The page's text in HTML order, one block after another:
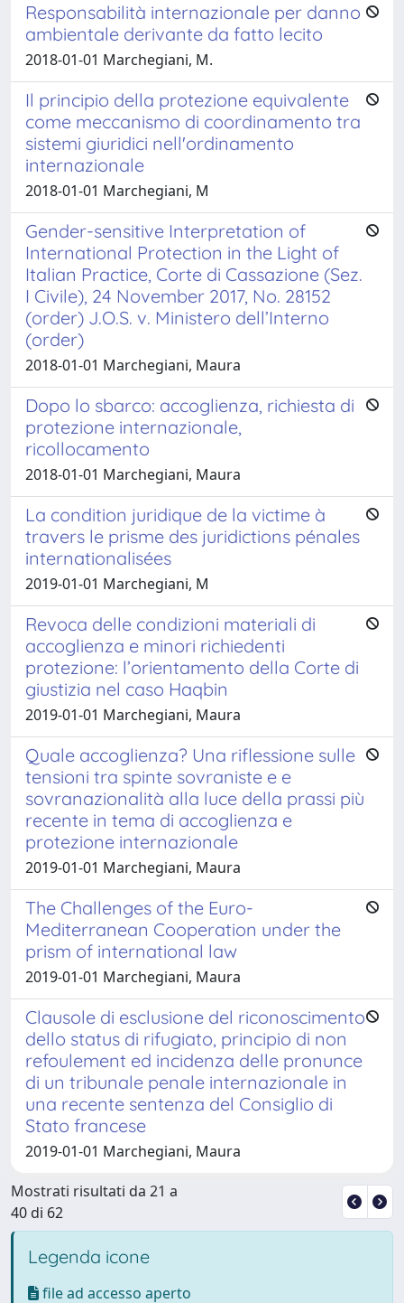
Responsabilità internazionale per danno
ambientale derivante da fatto lecito
2018-01-01 Marchegiani, M.
Il principio della protezione equivalente
come meccanismo di coordinamento tra
sistemi giuridici nell'ordinamento
internazionale
2018-01-01 Marchegiani, M
Gender-sensitive Interpretation of
International Protection in the Light of
Italian Practice, Corte di Cassazione (Sez.
I Civile), 24 November 2017, No. 28152
(order) J.O.S. v. Ministero dell’Interno
(order)
2018-01-01 Marchegiani, Maura
Dopo lo sbarco: accoglienza, richiesta di
protezione internazionale,
ricollocamento
2018-01-01 Marchegiani, Maura
La condition juridique de la victime à
travers le prisme des juridictions pénales
internationalisées
2019-01-01 Marchegiani, M
Revoca delle condizioni materiali di
accoglienza e minori richiedenti
protezione: l’orientamento della Corte di
giustizia nel caso Haqbin
2019-01-01 Marchegiani, Maura
Quale accoglienza? Una riflessione sulle
tensioni tra spinte sovraniste e e
sovranazionalità alla luce della prassi più
recente in tema di accoglienza e
protezione internazionale
2019-01-01 Marchegiani, Maura
The Challenges of the Euro-
Mediterranean Cooperation under the
prism of international law
2019-01-01 Marchegiani, Maura
Clausole di esclusione del riconoscimento
dello status di rifugiato, principio di non
refoulement ed incidenza delle pronunce
di un tribunale penale internazionale in
una recente sentenza del Consiglio di
Stato francese
2019-01-01 Marchegiani, Maura
Mostrati risultati da 21 a
40 di 62
Legenda icone
file ad accesso aperto